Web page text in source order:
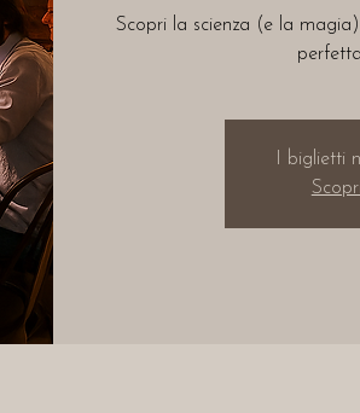
Scopri la scienza (e la
I biglietti